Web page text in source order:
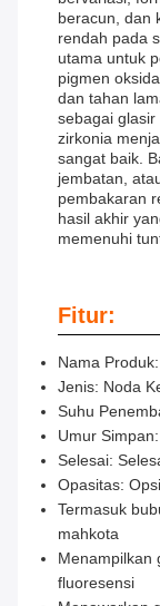
beracun, dan
rendah pada
utama untuk
pigmen
dan tahan
sebagai
zirkonia
sangat baik.
jembatan,
pembakaran
hasil akhir
memenuhi
Fitur:
Nama
Jenis: Noda
Suhu
Umur
Selesai:
Opasitas:
Termasuk
mahkota
Menampilkan
fluoresensi